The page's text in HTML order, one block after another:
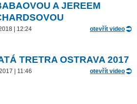
A JEREEM
| 12:24 otevřít video
TRETRA OSTRAVA 2017
| 11:46 otevřít video